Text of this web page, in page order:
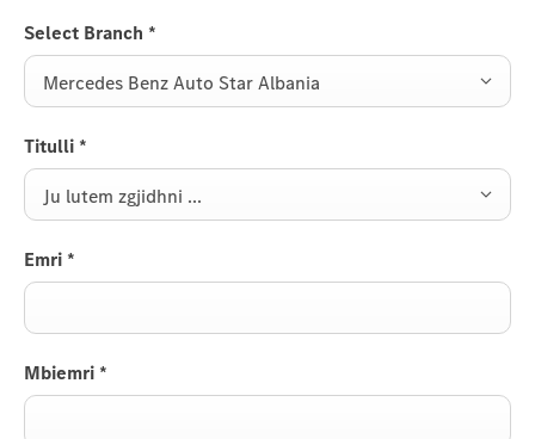
Select Branch *
Mercedes Benz Auto Star Albania
Titulli *
Ju lutem zgjidhni ...
Emri *
Mbiemri *